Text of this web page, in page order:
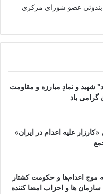
بندوئی عضو شورای مرکزی
شهید و نمادِ مبارزه و مقاومت
گرامی باد
علیه اعدام در ایران»
موج اعدام‌ها و حکومت کشتار
ها و احزاب امضا کننده